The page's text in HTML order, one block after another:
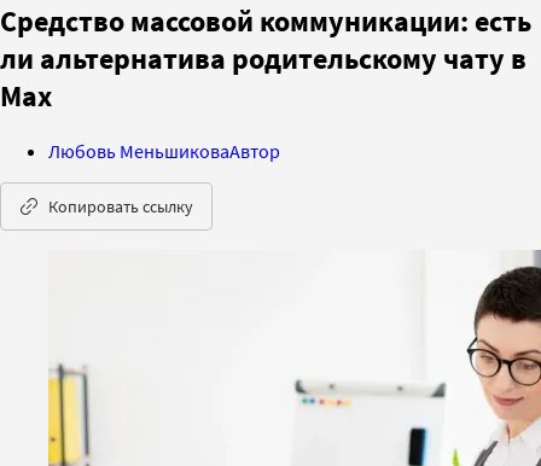
Средство массовой коммуникации: есть
ли альтернатива родительскому чату в
Max
Любовь МеньшиковаАвтор
Копировать ссылку